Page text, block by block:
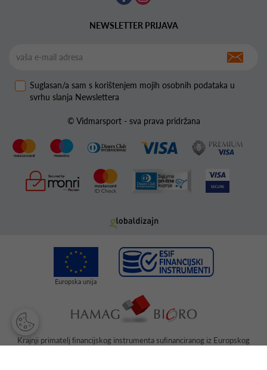
NEWSLETTER PRIJAVA
Suglasan/a sam s korištenjem mojih osobnih podataka u
svrhu slanja Newslettera
© Vidmarsport - sva prava pridržana
Krajnji primatelj ﬁnancijskog instrumenta suﬁnanciranog iz Europskog